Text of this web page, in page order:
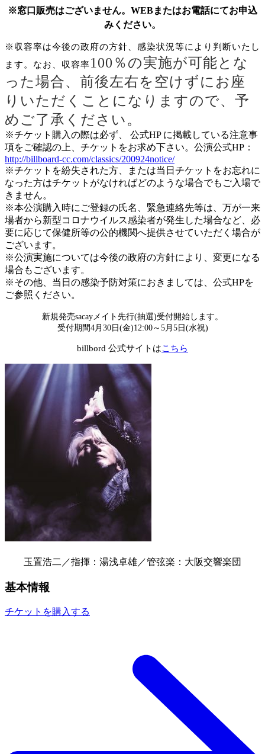
※窓口販売はございません。WEBまたはお電話にてお申込
みください。
※収容率は今後の政府の⽅針、感染状況等により判断いたし
ます。なお、収容率100 ％の実施が可能とな
った場合、前後左右を空けずにお座
りいただくことになりますので、予
めご了承ください。
※チケット購⼊の際は必ず、 公式HP に掲載している注意事
項をご確認の上、チケットをお求め下さい。公演公式HP：
http://billboard-cc.com/classics/200924notice/
※チケットを紛失された⽅、または当⽇チケットをお忘れに
なった⽅はチケットがなければどのような場合でもご⼊場で
きません。
※本公演購⼊時にご登録の⽒名、緊急連絡先等は、万が⼀来
場者から新型コロナウイルス感染者が発⽣した場合など、必
要に応じて保健所等の公的機関へ提供させていただく場合が
ございます。
※公演実施については今後の政府の⽅針により、変更になる
場合もございます。
※その他、当⽇の感染予防対策におきましては、公式HPを
ご参照ください。
新規発売sacayメイト先行(抽選)受付開始します。
受付期間4月30日(金)12:00～5月5日(水祝)
billbord 公式サイトはこちら
玉置浩二／指揮：湯浅卓雄／管弦楽：大阪交響楽団
基本情報
チケットを購入する